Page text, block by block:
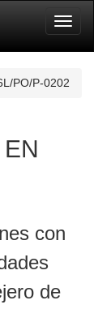
PO/P-0202
con
de